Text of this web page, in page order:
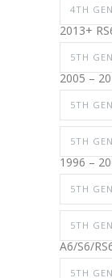
4TH
2013+
5TH
2005 –
5TH
5TH
1996 –
5TH
5TH
A6/S6/
5TH